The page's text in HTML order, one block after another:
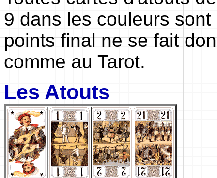
9 dans les couleurs
points final ne se fait
comme au Tarot.
Les Atouts